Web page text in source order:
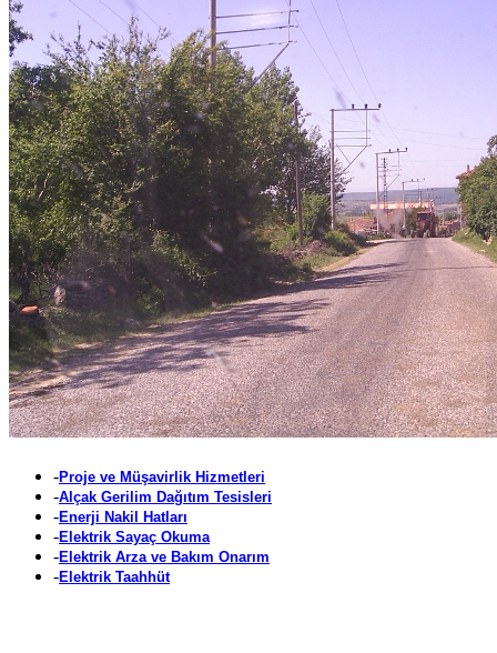
-Proje ve Müşavirlik Hizmetleri
-Alçak Gerilim Dağıtım Tesisleri
-Enerji Nakil Hatları
-Elektrik Sayaç Okuma
-Elektrik Arza ve Bakım Onarım
-Elektrik Taahhüt